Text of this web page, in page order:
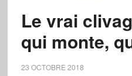
Le vrai
qui monte,
23 OCTOBRE 2018